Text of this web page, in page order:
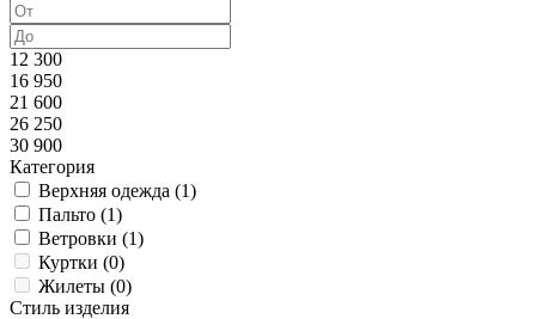
12 300
16 950
21 600
26 250
30 900
Категория
Верхняя одежда (1)
Пальто (1)
Ветровки (1)
Куртки (0)
Жилеты (0)
Стиль изделия